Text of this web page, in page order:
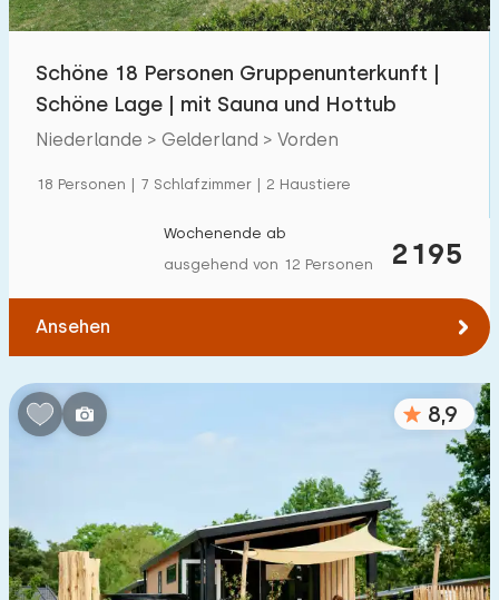
Entfernungen
Zum Meer(max. km):
Zum Wald(max. km):
5 10
1 2
Zu öffentlichen Verkehrsmitteln
Unterkunft
Nicht im Ferienpark 164
Schöne 18 Personen Gruppenunterkunft |
Schöne Lage | mit Sauna und Hottub
Niederlande > Gelderland > Vorden
18 Personen | 7 Schlafzimmer | 2 Haustiere
2195
Wochenende ab
ausgehend von 12 Personen
Ansehen
8,9